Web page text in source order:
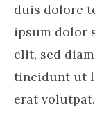
duis dolore
ipsum dolor
elit, sed
tincidunt ut
erat volutpat.